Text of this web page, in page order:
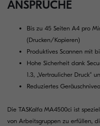
ANSPRÜCHE
Bis zu 45 Seiten A4 pro
(Drucken/Kopieren)
Produktives Scannen mit
Hohe Sicherheit dank
1.3, „Vertraulicher Druck“
Reduziertes
Die TASKalfa MA4500ci ist
von Arbeitsgruppen zu erfüllen,